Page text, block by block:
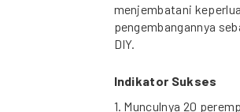
menjembatani
pengembangannya
DIY.
Indikator Sukses
1. Munculnya 20